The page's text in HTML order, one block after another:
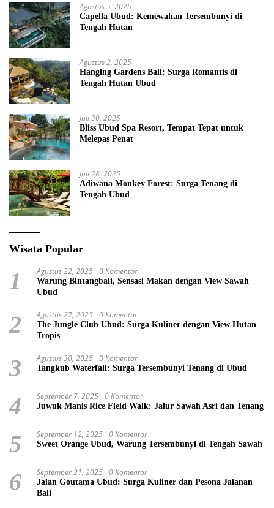
Agustus 5, 2025
Capella Ubud: Kemewahan Tersembunyi di
Tengah Hutan
Agustus 2, 2025
Hanging Gardens Bali: Surga Romantis di
Tengah Hutan Ubud
Juli 30, 2025
Bliss Ubud Spa Resort, Tempat Tepat untuk
Melepas Penat
Juli 28, 2025
Adiwana Monkey Forest: Surga Tenang di
Tengah Ubud
Wisata Popular
1 Agustus 22, 2025 0 Komentar
Warung Bintangbali, Sensasi Makan dengan View Sawah
Ubud
2 Agustus 27, 2025 0 Komentar
The Jungle Club Ubud: Surga Kuliner dengan View Hutan
Tropis
3 Agustus 30, 2025 0 Komentar
Tangkub Waterfall: Surga Tersembunyi Tenang di Ubud
4 September 7, 2025 0 Komentar
Juwuk Manis Rice Field Walk: Jalur Sawah Asri dan Tenang
5 September 12, 2025 0 Komentar
Sweet Orange Ubud, Warung Tersembunyi di Tengah Sawah
6 September 21, 2025 0 Komentar
Jalan Goutama Ubud: Surga Kuliner dan Pesona Jalanan
Bali